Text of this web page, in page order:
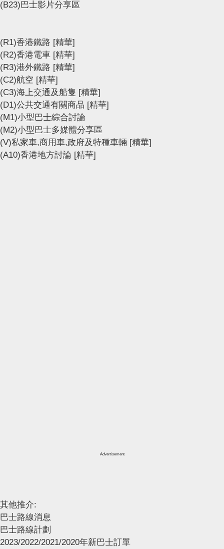
(B23)巴士影片分享區
(R1)香港鐵路 [精華]
(R2)香港電車 [精華]
(R3)港外鐵路 [精華]
(C2)航空 [精華]
(C3)海上交通及船隻 [精華]
(D1)公共交通有關商品 [精華]
(M1)小型巴士綜合討論
(M2)小型巴士多媒體分享區
(V)私家車,商用車,政府及特種車輛 [精華]
(A10)香港地方討論 [精華]
Advertisement
其他推介:
巴士路線消息
巴士路線計劃
2023/2022/2021/2020年新巴士訂單